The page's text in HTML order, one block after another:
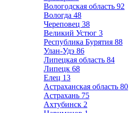
Вологодская область 92
Вологда 48
Череповец 38
Великий Устюг 3
Республика Бурятия 88
Улан-Удэ 86
Липецкая область 84
Липецк 68
Елец 13
Астраханская область 80
Астрахань 75
Ахтубинск 2